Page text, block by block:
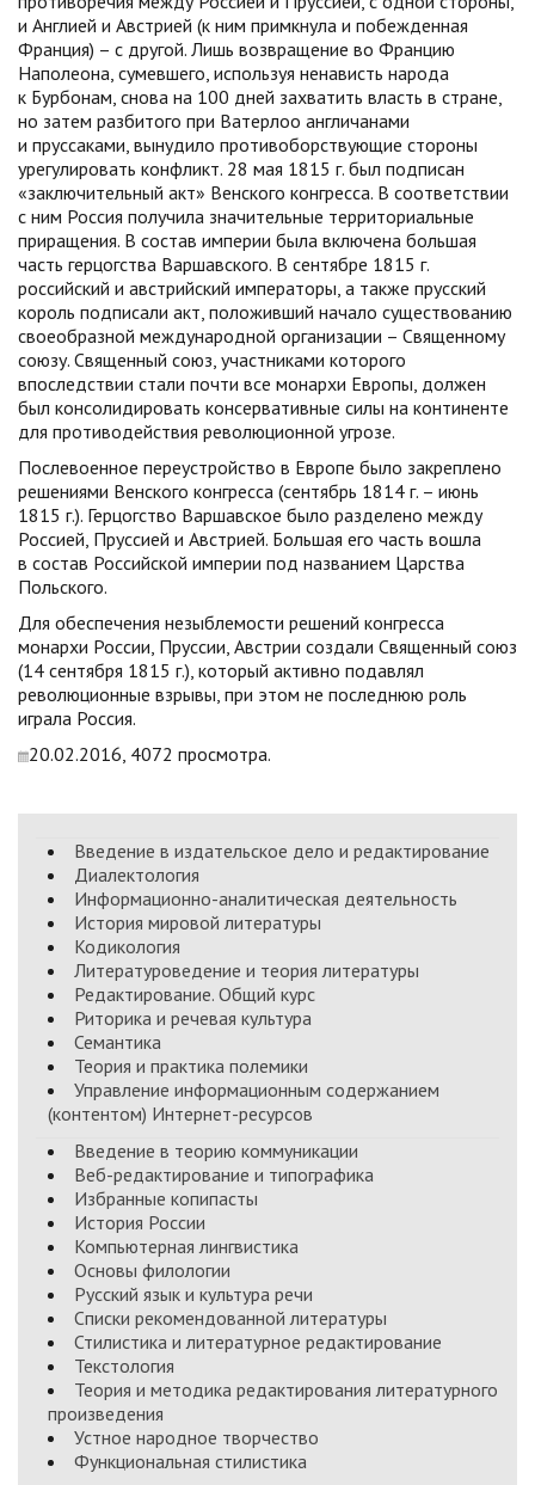
и Англией и Австрией (к ним примкнула и побежденная
Франция) – с другой. Лишь возвращение во Францию
Наполеона, сумевшего, используя ненависть народа
к Бурбонам, снова на 100 дней захватить власть в стране,
но затем разбитого при Ватерлоо англичанами
и пруссаками, вынудило противоборствующие стороны
урегулировать конфликт. 28 мая 1815 г. был подписан
«заключительный акт» Венского конгресса. В соответствии
с ним Россия получила значительные территориальные
приращения. В состав империи была включена большая
часть герцогства Варшавского. В сентябре 1815 г.
российский и австрийский императоры, а также прусский
король подписали акт, положивший начало существованию
своеобразной международной организации – Священному
союзу. Священный союз, участниками которого
впоследствии стали почти все монархи Европы, должен
был консолидировать консервативные силы на континенте
для противодействия революционной угрозе.
Послевоенное переустройство в Европе было закреплено
решениями Венского конгресса (сентябрь 1814 г. – июнь
1815 г.). Герцогство Варшавское было разделено между
Россией, Пруссией и Австрией. Большая его часть вошла
в состав Российской империи под названием Царства
Польского.
Для обеспечения незыблемости решений конгресса
монархи России, Пруссии, Австрии создали Священный союз
(14 сентября 1815 г.), который активно подавлял
революционные взрывы, при этом не последнюю роль
играла Россия.
20.02.2016, 4072 просмотра.
Введение в издательское дело и редактирование
Диалектология
Информационно-аналитическая деятельность
История мировой литературы
Кодикология
Литературоведение и теория литературы
Редактирование. Общий курс
Риторика и речевая культура
Семантика
Теория и практика полемики
Управление информационным содержанием
(контентом) Интернет-ресурсов
Введение в теорию коммуникации
Веб-редактирование и типографика
Избранные копипасты
История России
Компьютерная лингвистика
Основы филологии
Русский язык и культура речи
Списки рекомендованной литературы
Стилистика и литературное редактирование
Текстология
Теория и методика редактирования литературного
произведения
Устное народное творчество
Функциональная стилистика